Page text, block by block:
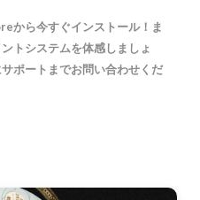
ら今すぐインストール！ま
トシステムを体感しましょ
ポートまでお問い合わせくだ